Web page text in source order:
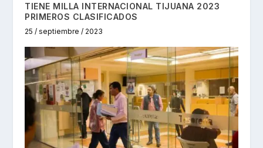
TIENE MILLA INTERNACIONAL TIJUANA 2023
PRIMEROS CLASIFICADOS
25 / septiembre / 2023